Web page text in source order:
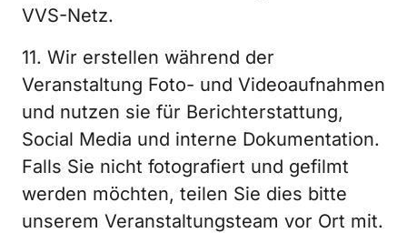
VVS-Netz.
11. Wir erstellen während der
Veranstaltung Foto- und Videoaufnahmen
und nutzen sie für Berichterstattung,
Social Media und interne Dokumentation.
Falls Sie nicht fotografiert und gefilmt
werden möchten, teilen Sie dies bitte
unserem Veranstaltungsteam vor Ort mit.